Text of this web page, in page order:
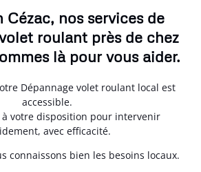
Cézac, nos services de
roulant près de chez
là pour vous aider.
Dépannage volet roulant local est
accessible.
à votre disposition pour intervenir
avec efficacité.
connaissons bien les besoins locaux.